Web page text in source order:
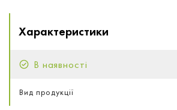
Характеристики
В наявності
Вид продукції